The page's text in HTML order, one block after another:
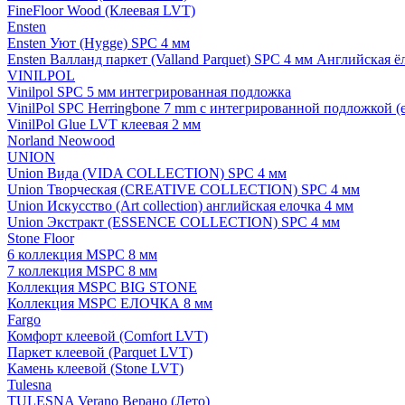
FineFloor Wood (Клеевая LVT)
Ensten
Ensten Уют (Hygge) SPC 4 мм
Ensten Валланд паркет (Valland Parquet) SPC 4 мм Английская
VINILPOL
Vinilpol SPC 5 мм интегрированная подложка
VinilPol SPC Herringbone 7 mm с интегрированной подложкой
VinilPol Glue LVT клеевая 2 мм
Norland Neowood
UNION
Union Вида (VIDA COLLECTION) SPC 4 мм
Union Творческая (CREATIVE COLLECTION) SPC 4 мм
Union Искусство (Art collection) английская елочка 4 мм
Union Экстракт (ESSENCE COLLECTION) SPC 4 мм
Stone Floor
6 коллекция MSPC 8 мм
7 коллекция MSPC 8 мм
Коллекция MSPC BIG STONE
Коллекция MSPC ЕЛОЧКА 8 мм
Fargo
Комфорт клеевой (Comfort LVT)
Паркет клеевой (Parquet LVT)
Камень клеевой (Stone LVT)
Tulesna
TULESNA Verano Верано (Лето)